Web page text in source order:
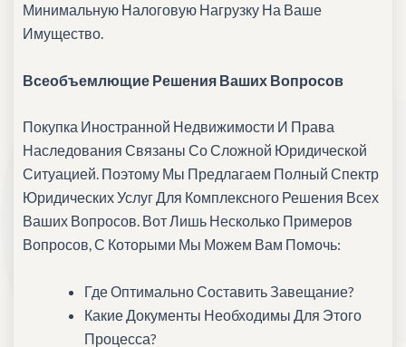
Минимальную Налоговую Нагрузку На Ваше
Имущество.
Всеобъемлющие Решения Ваших Вопросов
Покупка Иностранной Недвижимости И Права
Наследования Связаны Со Сложной Юридической
Ситуацией. Поэтому Мы Предлагаем Полный Спектр
Юридических Услуг Для Комплексного Решения Всех
Ваших Вопросов. Вот Лишь Несколько Примеров
Вопросов, С Которыми Мы Можем Вам Помочь:
Где Оптимально Составить Завещание?
Какие Документы Необходимы Для Этого
Процесса?